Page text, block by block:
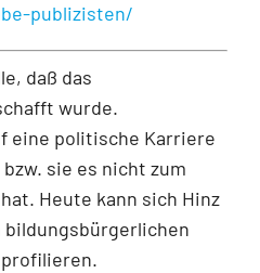
publizisten/
daß das
wurde.
eine politische Karriere
sie es nicht zum
Heute kann sich Hinz
bildungsbürgerlichen
profilieren.